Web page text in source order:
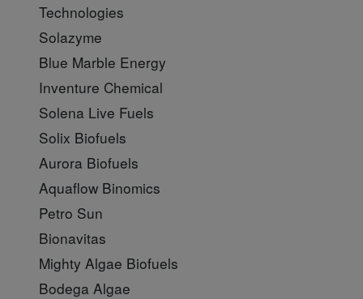
Technologies
Solazyme
Blue Marble Energy
Inventure Chemical
Solena Live Fuels
Solix Biofuels
Aurora Biofuels
Aquaflow Binomics
Petro Sun
Bionavitas
Mighty Algae Biofuels
Bodega Algae